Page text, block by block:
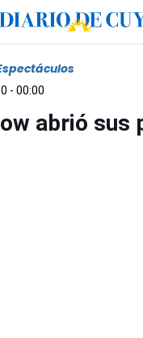
- 00:00
abrió sus